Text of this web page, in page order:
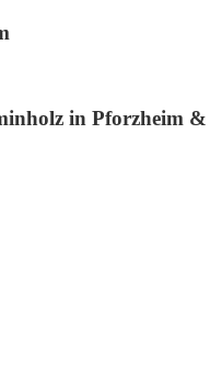
in Pforzheim &